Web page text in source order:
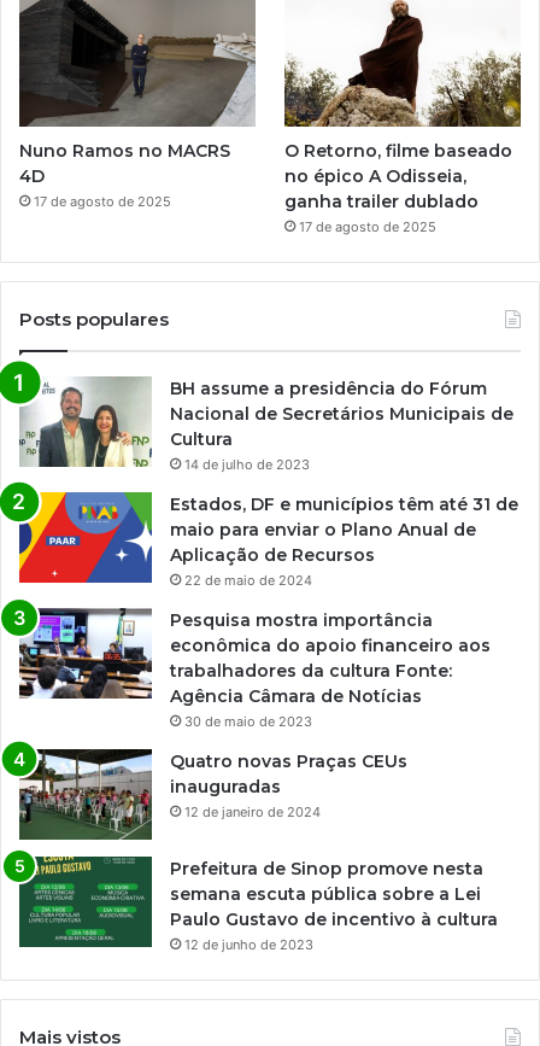
Nuno Ramos no MACRS
4D
17 de agosto de 2025
O Retorno, filme baseado
no épico A Odisseia,
ganha trailer dublado
17 de agosto de 2025
Posts populares
BH assume a presidência do Fórum
Nacional de Secretários Municipais de
Cultura
14 de julho de 2023
Estados, DF e municípios têm até 31 de
maio para enviar o Plano Anual de
Aplicação de Recursos
22 de maio de 2024
Pesquisa mostra importância
econômica do apoio financeiro aos
trabalhadores da cultura Fonte:
Agência Câmara de Notícias
30 de maio de 2023
Quatro novas Praças CEUs
inauguradas
12 de janeiro de 2024
Prefeitura de Sinop promove nesta
semana escuta pública sobre a Lei
Paulo Gustavo de incentivo à cultura
12 de junho de 2023
Mais vistos